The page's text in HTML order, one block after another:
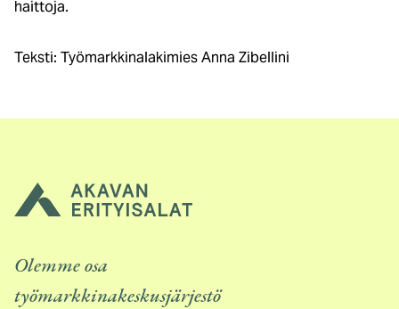
haittoja.
Teksti: Työmarkkinalakimies Anna Zibellini
Olemme osa
työmarkkinakeskusjärjestö